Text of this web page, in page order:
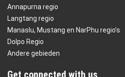
Annapurna regio
Langtang regio
Manaslu, Mustang en NarPhu regio’s
Dolpo Regio
Andere gebieden
Get connected with us